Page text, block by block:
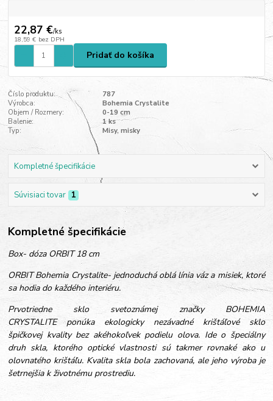
22,87 €/ks
18,59 € bez DPH
Pridať do košíka
Číslo produktu:
787
Výrobca:
Bohemia Crystalite
Objem / Rozmery:
0-19 cm
Balenie:
1 ks
Typ:
Misy, misky
Kompletné špecifikácie
Súvisiaci tovar 1
Kompletné špecifikácie
Box- dóza ORBIT 18 cm
ORBIT Bohemia Crystalite- jednoduchá oblá línia váz a misiek, ktoré
sa hodia do každého interiéru.
Prvotriedne sklo svetoznámej značky BOHEMIA
CRYSTALITE ponúka ekologicky nezávadné krištáľové sklo
špičkovej kvality bez akéhokoľvek podielu olova. Ide o špeciálny
druh skla, ktorého optické vlastnosti sú takmer rovnaké ako u
olovnatého krištáľu. Kvalita skla bola zachovaná, ale jeho výroba je
šetrnejšia k životnému prostrediu.